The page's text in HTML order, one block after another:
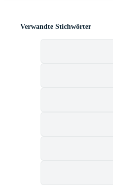
Verwandte Stichwörter